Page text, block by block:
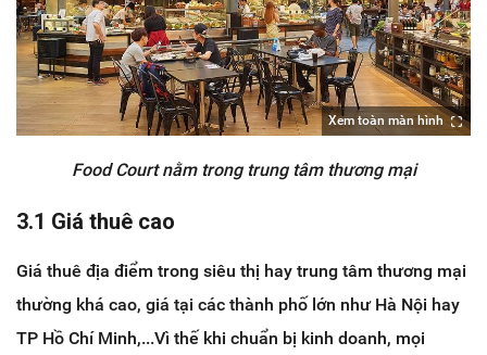
Xem toàn màn hình
Food Court nằm trong trung tâm thương mại
3.1 Giá thuê cao
Giá thuê địa điểm trong siêu thị hay trung tâm thương mại
thường khá cao, giá tại các thành phố lớn như Hà Nội hay
TP Hồ Chí Minh,...Vì thế khi chuẩn bị kinh doanh, mọi